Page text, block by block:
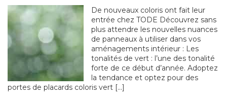
De nouveaux coloris ont fait leur
entrée chez TODE Découvrez sans
plus attendre les nouvelles nuances
de panneaux à utiliser dans vos
aménagements intérieur : Les
tonalités de vert : l’une des tonalité
forte de ce début d’année. Adoptez
la tendance et optez pour des
portes de placards coloris vert […]